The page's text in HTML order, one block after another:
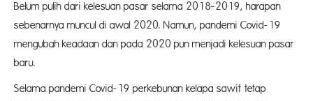
Belum pulih dari kelesuan pasar selama 2018-2019, harapan
sebenarnya muncul di awal 2020. Namun, pandemi Covid-19
mengubah keadaan dan pada 2020 pun menjadi kelesuan pasar
baru.
Selama pandemi Covid-19 perkebunan kelapa sawit tetap